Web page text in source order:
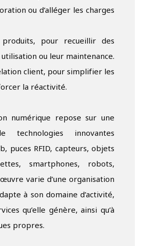
ou d’alléger les charges
pour recueillir des
ou leur maintenance.
client, pour simplifier les
la réactivité.
numérique repose sur une
technologies innovantes
puces RFID, capteurs, objets
smartphones, robots,
varie d’une organisation
à son domaine d’activité,
qu’elle génère, ainsi qu’à
propres.